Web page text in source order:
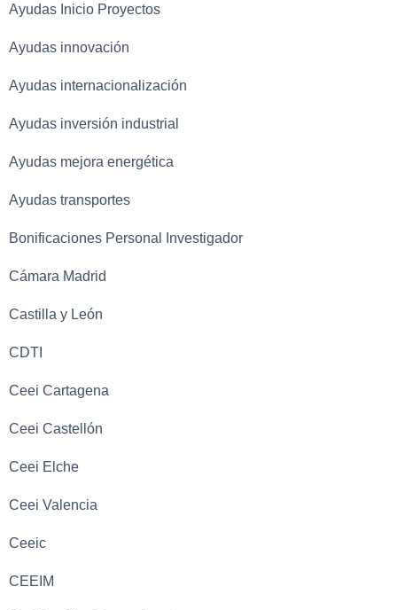
Ayudas Inicio Proyectos
Ayudas innovación
Ayudas internacionalización
Ayudas inversión industrial
Ayudas mejora energética
Ayudas transportes
Bonificaciones Personal Investigador
Cámara Madrid
Castilla y León
CDTI
Ceei Cartagena
Ceei Castellón
Ceei Elche
Ceei Valencia
Ceeic
CEEIM